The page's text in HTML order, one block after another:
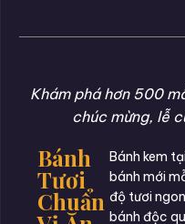
Khám phá hơn 500
chúc mừng, lễ
Bánh
Tươi
Chuẩn
Bánh kem
bánh mới
độ tươi
bánh độc